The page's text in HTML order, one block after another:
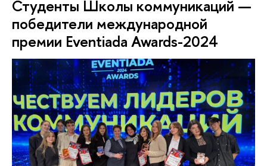
Студенты Школы коммуникаций —
победители международной
премии Eventiada Awards-2024